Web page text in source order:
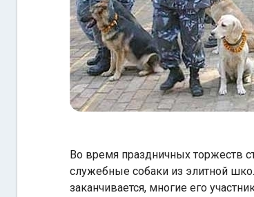
Во время праздничных торжеств
служебные собаки из элитной
заканчивается, многие его